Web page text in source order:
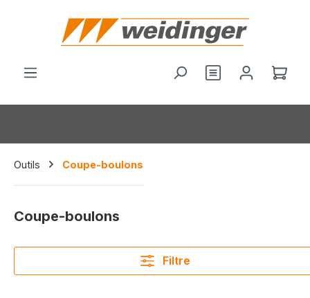
principal
Le
Outils Coupe-boulons
Coupe-boulons
Filtre